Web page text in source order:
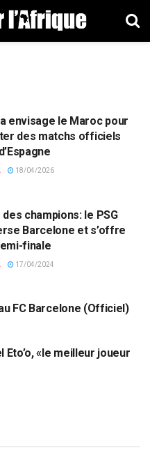
envisage le Maroc pour
des matchs officiels
18/04/2026
des champions: le PSG
Barcelone et s’offre
finale
17/04/2024
FC Barcelone (Officiel)
«le meilleur joueur